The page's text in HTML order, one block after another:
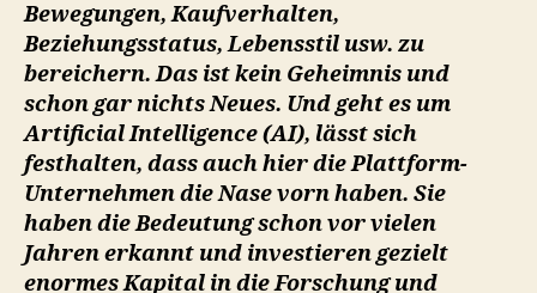
Bewegungen, Kaufverhalten,
Beziehungsstatus, Lebensstil usw. zu
bereichern. Das ist kein Geheimnis und
schon gar nichts Neues. Und geht es um
Artificial Intelligence (AI), lässt sich
festhalten, dass auch hier die Plattform-
Unternehmen die Nase vorn haben. Sie
haben die Bedeutung schon vor vielen
Jahren erkannt und investieren gezielt
enormes Kapital in die Forschung und